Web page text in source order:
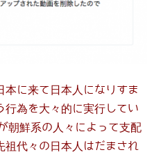
本に来て日本人になりすま
行為を大々的に実行してい
朝鮮系の人々によって支配
祖代々の日本人はだまされ